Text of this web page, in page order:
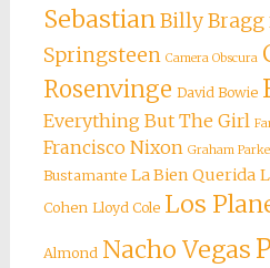
SebastianBilly Bragg
Springsteen Camera Obscura
Rosenvinge David Bowie
Everything But The Girl
Francisco Nixon Graham
Bustamante La Bien Querida
Cohen Lloyd Cole Los
Almond Nacho Vegas